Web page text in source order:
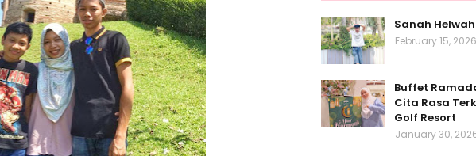
Sanah
February 15, 2026
Buffet
Cita Rasa
Golf Resort
January 30,